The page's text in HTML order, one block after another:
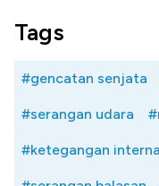
Tags
#gencatan senjata
#serangan udara
#ketegangan